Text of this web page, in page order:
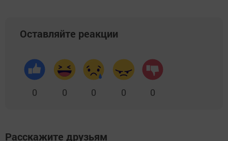
Оставляйте реакции
0 0 0 0 0
Расскажите друзьям